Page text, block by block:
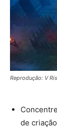
Reprodução: V
de